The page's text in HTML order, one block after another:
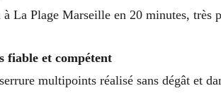
La Plage Marseille en 20 minutes, très
fiable et compétent
multipoints réalisé sans dégât et